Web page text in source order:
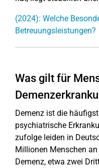
(2024): Welche
Betreuungsleistungen?
Was gilt für
Demenz ist die
psychiatrische
zufolge leiden in
Millionen Menschen
Demenz, etwa zwei